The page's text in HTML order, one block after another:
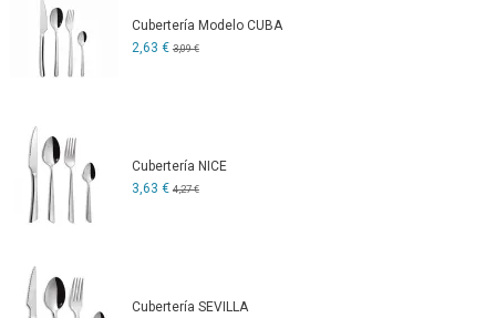
Cubertería Modelo CUBA
2,63 € 3,09 €
Cubertería NICE
3,63 € 4,27 €
Cubertería SEVILLA